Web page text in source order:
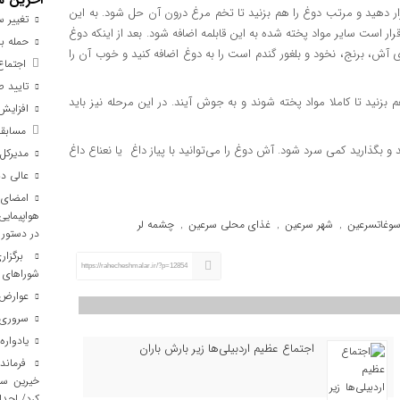
دهید و مرتب دوغ را هم بزنید تا تخم مرغ درون آن حل شود. به این
است سایر مواد پخته شده به این قابلمه اضافه شود. بعد از اینکه دوغ
برنج، نخود و بلغور گندم است را به دوغ اضافه کنید و خوب آن را
مداوم به مدت زمان ۴۵ دقیقه آش را هم بزنید تا کاملا مواد پخته شوند و به جوش آیند. در این مرحله نیز باید
و بگذارید کمی سرد شود. آش دوغ را می‌توانید با پیاز داغ یا نعناع داغ
, شهر سرعین , غذای محلی سرعین , چشمه لر
https://rahecheshmalar.ir/?p=12854
اجتماع عظیم اردبیلی‌ها زیر بارش باران
تغییر
حمله
تایید صلاحیت ۹۸درصد
افزایش ۴ درصدی تصادفات فوتی در
عالی
در
خیرین